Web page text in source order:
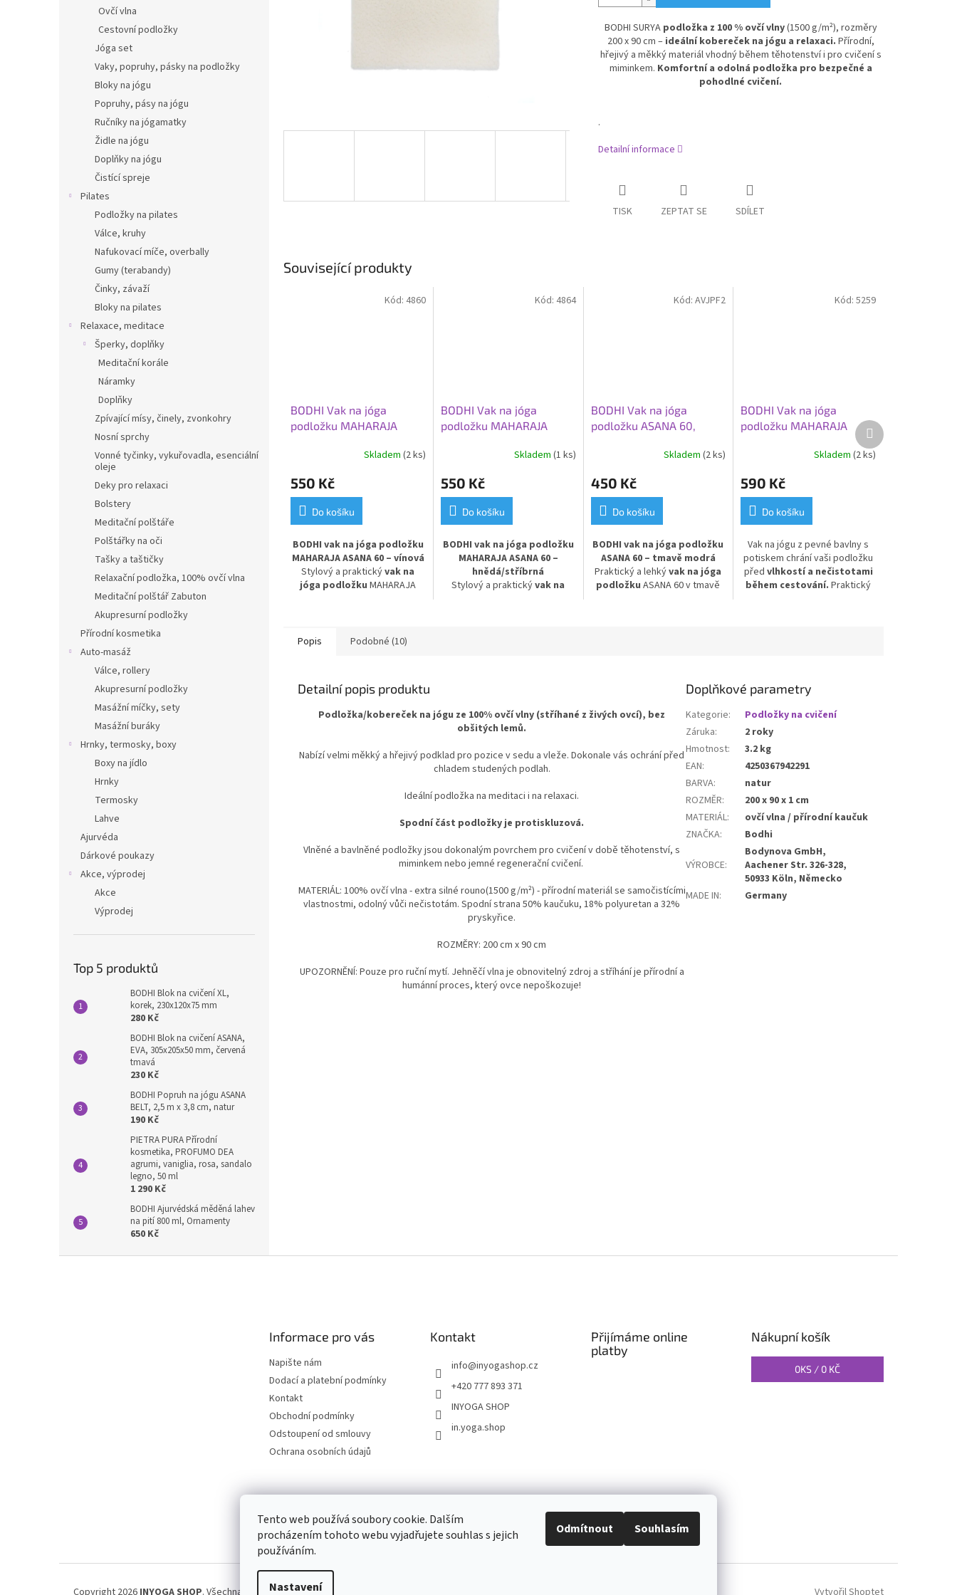
Tento web používá soubory cookie. Dalším
procházením tohoto webu vyjadřujete souhlas s jejich
používáním.
Nastavení
Odmítnout Souhlasím
Ovčí vlna
Cestovní podložky
Jóga set
Vaky, popruhy, pásky na podložky
Bloky na jógu
Popruhy, pásy na jógu
Ručníky na jógamatky
Židle na jógu
Doplňky na jógu
Čistící spreje
Pilates
Podložky na pilates
Válce, kruhy
Nafukovací míče, overbally
Gumy (terabandy)
Činky, závaží
Bloky na pilates
Relaxace, meditace
Šperky, doplňky
Meditační korále
Náramky
Doplňky
Zpívající mísy, činely, zvonkohry
Nosní sprchy
Vonné tyčinky, vykuřovadla, esenciální
oleje
Deky pro relaxaci
Bolstery
Meditační polštáře
Polštářky na oči
Tašky a taštičky
Relaxační podložka, 100% ovčí vlna
Meditační polštář Zabuton
Akupresurní podložky
Přírodní kosmetika
Auto-masáž
Válce, rollery
Akupresurní podložky
Masážní míčky, sety
Masážní buráky
Hrnky, termosky, boxy
Boxy na jídlo
Hrnky
Termosky
Lahve
Ajurvéda
Dárkové poukazy
Akce, výprodej
Akce
Výprodej
Top 5 produktů
BODHI Blok na cvičení XL,
korek, 230x120x75 mm
280 Kč
BODHI Blok na cvičení ASANA,
EVA, 305x205x50 mm, červená
tmavá
230 Kč
BODHI Popruh na jógu ASANA
BELT, 2,5 m x 3,8 cm, natur
190 Kč
PIETRA PURA Přírodní
kosmetika, PROFUMO DEA
agrumi, vaniglia, rosa, sandalo
legno, 50 ml
1 290 Kč
BODHI Ajurvédská měděná lahev
na pití 800 ml, Ornamenty
650 Kč
BODHI SURYA podložka z 100 % ovčí vlny(1500 g/m²), rozměry
200 x 90 cm – ideální kobereček na jógu a relaxaci. Přírodní,
hřejivý a měkký materiál vhodný během těhotenství i pro cvičení s
miminkem. Komfortní a odolná podložka pro bezpečné a
pohodlné cvičení.
.
Detailní informace
TISK ZEPTAT SE SDÍLET
Související produkty
BODHI Vak na jóga
podložku MAHARAJA
Skladem (2 ks)
550 Kč
Do košíku
BODHI vak na jóga podložku
MAHARAJA ASANA 60 – vínová
Stylový a praktickývak na
jóga podložku MAHARAJA
dlouhou životnost. Ideální pro
Kód: 4860
BODHI Vak na jóga
podložku MAHARAJA
hnědá/stříbrnáSkladem (1 ks)
550 Kč
Do košíku
BODHI vak na jóga podložku
MAHARAJA ASANA 60 –
hnědá/stříbrná
Stylový a praktickývak na
Kód: 4864
BODHI Vak na jóga
podložku ASANA 60,
Skladem(2 ks)
450 Kč
Do košíku
BODHI vak na jóga podložku
ASANA 60 – tmavě modrá
Praktický a lehkývak na jóga
podložku ASANA 60 v tmavě
cvičení doma i ve studiu.
Kód:AVJPF2
BODHI Vak na jóga
podložku MAHARAJA
Skladem (2 ks)
590 Kč
Do košíku
Vak na jógu z pevné bavlny s
potiskem chrání vaši podložku
před vlhkostí a nečistotami
během cestování. Praktický
Kód: 5259
Další
produkt
Popis Podobné (10)
Detailní popis produktu
Podložka/kobereček na jógu ze 100% ovčí vlny (stříhané z živých ovcí), bez
obšitých lemů.
Nabízí velmi měkký a hřejivý podklad pro pozice v sedu a vleže. Dokonale vás ochrání před
chladem studených podlah.
Ideální podložka na meditaci i na relaxaci.
Spodní část podložky je protiskluzová.
Vlněné a bavlněné podložky jsou dokonalým povrchem pro cvičení v době těhotenství, s
miminkem nebo jemné regenerační cvičení.
MATERIÁL: 100% ovčí vlna - extra silné rouno(1500 g/m²) - přírodní materiál se samočistícími
vlastnostmi, odolný vůči nečistotám. Spodní strana 50% kaučuku, 18% polyuretan a 32%
pryskyřice.
ROZMĚRY: 200 cm x 90 cm
UPOZORNĚNÍ: Pouze pro ruční mytí. Jehněčí vlna je obnovitelný zdroj a stříhání je přírodní a
humánní proces, který ovce nepoškozuje!
Doplňkové parametry
Kategorie:
Podložky na cvičení
Záruka:
2 roky
Hmotnost:
3.2 kg
EAN:
4250367942291
BARVA:
natur
ROZMĚR:
200 x 90 x 1 cm
MATERIÁL:
ovčí vlna / přírodní kaučuk
ZNAČKA: Bodhi
VÝROBCE:
Bodynova GmbH,
Aachener Str. 326-328,
50933 Köln, Německo
MADE IN: Germany
Informace pro vás
Napište nám
Dodací a platební podmínky
Kontakt
Obchodní podmínky
Odstoupení od smlouvy
Ochrana osobních údajů
Kontakt
info@inyogashop.cz
+420 777 893 371
INYOGA SHOP
in.yoga.shop
Přijímáme online
platby
Nákupní košík
0KS / 0 KČ
Kontakt
Vytvořil Shoptet
Copyright 2026 INYOGA SHOP. Všechna práva vyhrazena.Upravit nastavení cookies